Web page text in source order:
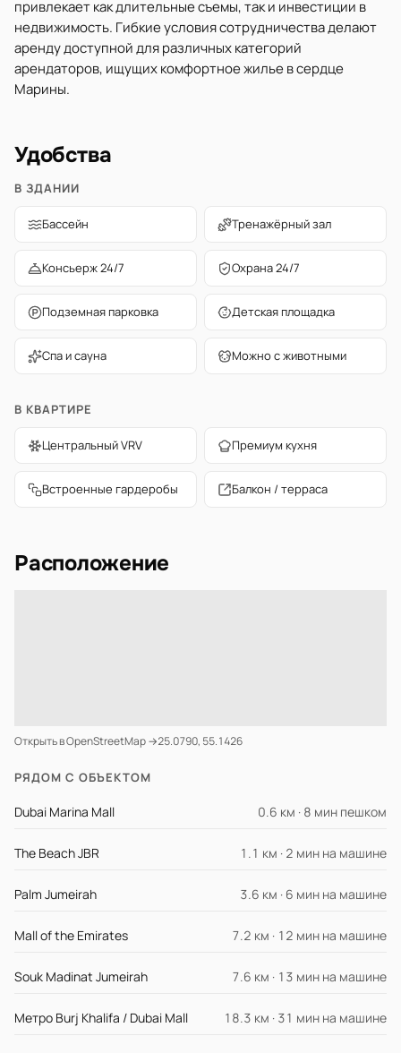
привлекает как длительные съемы, так и инвестиции в
недвижимость. Гибкие условия сотрудничества делают
аренду доступной для различных категорий
арендаторов, ищущих комфортное жилье в сердце
Марины.
Удобства
В ЗДАНИИ
Бассейн Тренажёрный зал
Консьерж 24/7 Охрана 24/7
Подземная парковка Детская площадка
Спа и сауна Можно с животными
В КВАРТИРЕ
Центральный VRV Премиум кухня
Встроенные гардеробы Балкон / терраса
Расположение
Открыть в OpenStreetMap →25.0790, 55.1426
РЯДОМ С ОБЪЕКТОМ
Dubai Marina Mall 0.6 км · 8 мин пешком
The Beach JBR 1.1 км · 2 мин на машине
Palm Jumeirah 3.6 км · 6 мин на машине
Mall of the Emirates 7.2 км · 12 мин на машине
Souk Madinat Jumeirah 7.6 км · 13 мин на машине
Метро Burj Khalifa / Dubai Mall 18.3 км · 31 мин на машине